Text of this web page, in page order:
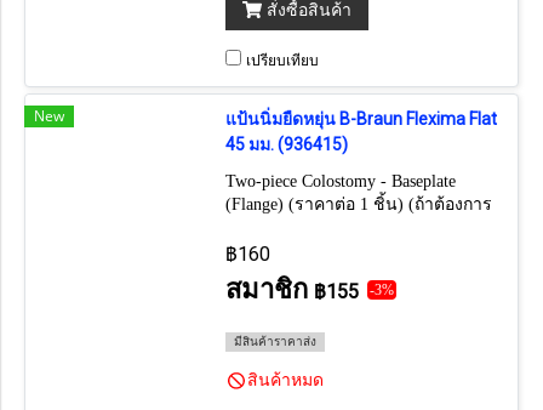
สั่งซื้อสินค้า
เปรียบเทียบ
New
แป้นนิ่มยืดหยุ่น B-Braun Flexima Flat
45 มม. (936415)
Two-piece Colostomy - Baseplate
(Flange) (ราคาต่อ 1 ชิ้น) (ถ้าต้องการ
฿160
สมาชิก ฿155 -3%
มีสินค้าราคาส่ง
สินค้าหมด